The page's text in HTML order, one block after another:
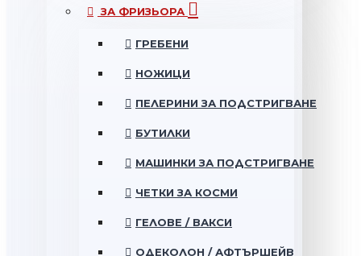
ЗА ФРИЗЬОРА
ГРЕБЕНИ
НОЖИЦИ
ПЕЛЕРИНИ ЗА ПОДСТРИГВАНЕ
БУТИЛКИ
МАШИНКИ ЗА ПОДСТРИГВАНЕ
ЧЕТКИ ЗА КОСМИ
ГЕЛОВЕ / ВАКСИ
ОДЕКОЛОН / АФТЪРШЕЙВ